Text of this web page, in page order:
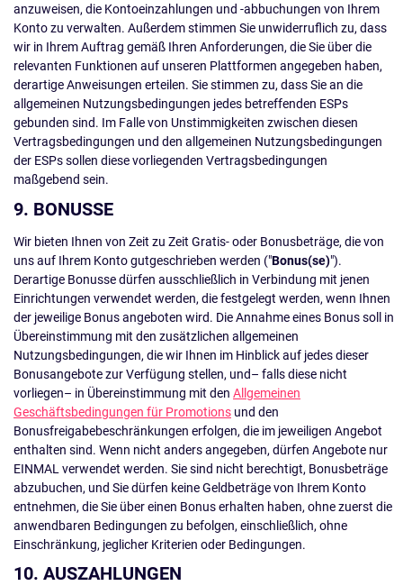
anzuweisen, die Kontoeinzahlungen und -abbuchungen von Ihrem
Konto zu verwalten. Außerdem stimmen Sie unwiderruflich zu, dass
wir in Ihrem Auftrag gemäß Ihren Anforderungen, die Sie über die
relevanten Funktionen auf unseren Plattformen angegeben haben,
derartige Anweisungen erteilen. Sie stimmen zu, dass Sie an die
allgemeinen Nutzungsbedingungen jedes betreffenden ESPs
gebunden sind. Im Falle von Unstimmigkeiten zwischen diesen
Vertragsbedingungen und den allgemeinen Nutzungsbedingungen
der ESPs sollen diese vorliegenden Vertragsbedingungen
maßgebend sein.
9. BONUSSE
Wir bieten Ihnen von Zeit zu Zeit Gratis- oder Bonusbeträge, die von
uns auf Ihrem Konto gutgeschrieben werden ("Bonus(se)").
Derartige Bonusse dürfen ausschließlich in Verbindung mit jenen
Einrichtungen verwendet werden, die festgelegt werden, wenn Ihnen
der jeweilige Bonus angeboten wird. Die Annahme eines Bonus soll in
Übereinstimmung mit den zusätzlichen allgemeinen
Nutzungsbedingungen, die wir Ihnen im Hinblick auf jedes dieser
Bonusangebote zur Verfügung stellen, und– falls diese nicht
vorliegen– in Übereinstimmung mit den Allgemeinen
Geschäftsbedingungen für Promotions und den
Bonusfreigabebeschränkungen erfolgen, die im jeweiligen Angebot
enthalten sind. Wenn nicht anders angegeben, dürfen Angebote nur
EINMAL verwendet werden. Sie sind nicht berechtigt, Bonusbeträge
abzubuchen, und Sie dürfen keine Geldbeträge von Ihrem Konto
entnehmen, die Sie über einen Bonus erhalten haben, ohne zuerst die
anwendbaren Bedingungen zu befolgen, einschließlich, ohne
Einschränkung, jeglicher Kriterien oder Bedingungen.
10. AUSZAHLUNGEN